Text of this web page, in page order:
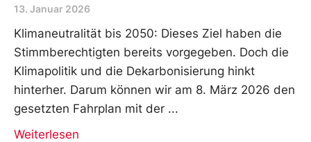
13. Januar 2026
Klimaneutralität bis 2050: Dieses Ziel haben die
Stimmberechtigten bereits vorgegeben. Doch die
Klimapolitik und die Dekarbonisierung hinkt
hinterher. Darum können wir am 8. März 2026 den
gesetzten Fahrplan mit der
Weiterlesen